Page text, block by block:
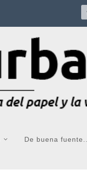
De buena fuente...